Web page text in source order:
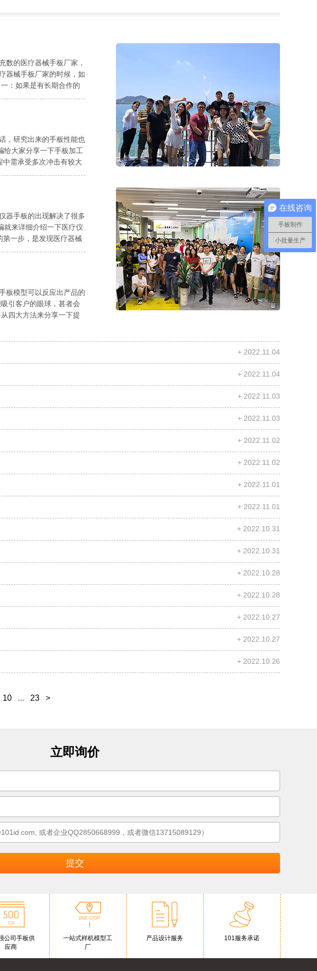
数的医疗器械手板厂家，
器械手板厂家的时候，如
：如果是有长期合作的
，研究出来的手板性能也
给大家分享一下手板加工
需承受多次冲击有较大
器手板的出现解决了很多
就来详细介绍一下医疗仪
一步，是发现医疗器械
板模型可以反应出产品的
引客户的眼球，甚者会
四大方法来分享一下提
+ 2022.11.04
+ 2022.11.04
+ 2022.11.03
+ 2022.11.03
+ 2022.11.02
+ 2022.11.02
+ 2022.11.01
+ 2022.11.01
+ 2022.10.31
+ 2022.10.31
+ 2022.10.28
+ 2022.10.28
+ 2022.10.27
+ 2022.10.27
+ 2022.10.26
10 ... 23 >
立即询价
公司手板供
应商
一站式样机模型工
厂
产品设计服务 101服务承诺
在线咨询
手板制作
小批量生产